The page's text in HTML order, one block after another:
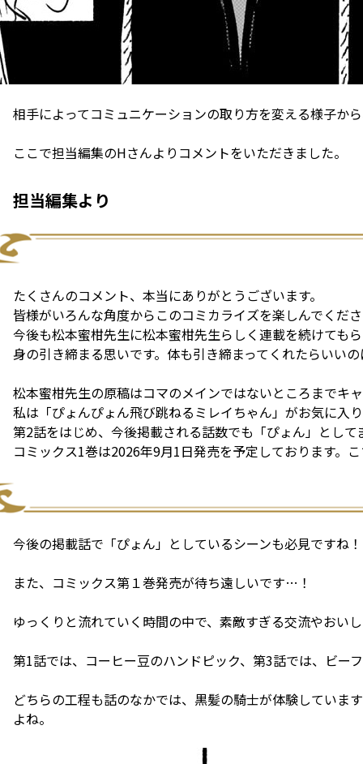
相手によってコミュニケーションの取り方を変える様子か
ここで担当編集のHさんよりコメントをいただきました。
担当編集より
たくさんのコメント、本当にありがとうございます。
皆様がいろんな角度からこのコミカライズを楽しんでくだ
今後も松本蜜柑先生に松本蜜柑先生らしく連載を続けても
身の引き締まる思いです。体も引き締まってくれたらいい
松本蜜柑先生の原稿はコマのメインではないところまでキ
私は「ぴょんぴょん飛び跳ねるミレイちゃん」がお気に入
第2話をはじめ、今後掲載される話数でも「ぴょん」とし
コミックス1巻は2026年9月1日発売を予定しております。
今後の掲載話で「ぴょん」としているシーンも必見ですね！
また、コミックス第１巻発売が待ち遠しいです…！
ゆっくりと流れていく時間の中で、素敵すぎる交流やおい
第1話では、コーヒー豆のハンドピック、第3話では、ビー
どちらの工程も話のなかでは、黒髪の騎士が体験していま
よね。